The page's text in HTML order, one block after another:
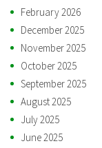
February 2026
December 2025
November 2025
October 2025
September 2025
August 2025
July 2025
June 2025